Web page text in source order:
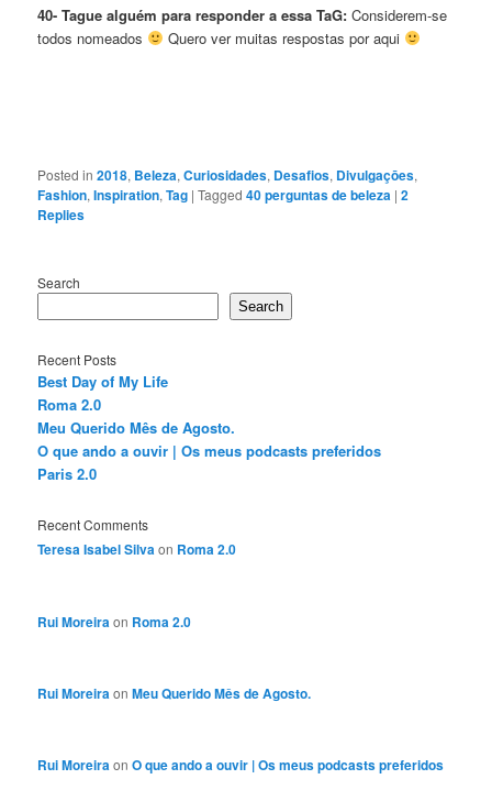
40- Tague alguém para responder a essa TaG:Considerem-se
todos nomeados
Quero ver muitas respostas por aqui
Posted in 2018, Beleza,Curiosidades, Desafios, Divulgaçōes,
Fashion,Inspiration,Tag |Tagged 40 perguntas de beleza |2
Replies
Search
Search
Recent Posts
Best Day of My Life
Roma 2.0
Meu Querido Mês de Agosto.
O que ando a ouvir | Os meus podcasts preferidos
Paris 2.0
Recent Comments
Teresa Isabel Silvaon Roma 2.0
Rui Moreiraon Roma 2.0
Rui MoreiraonMeu Querido Mês de Agosto.
Rui MoreiraonO que ando a ouvir | Os meus podcasts preferidos